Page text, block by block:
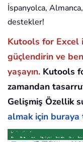
İspanyolca,
destekler!
Kutools for Excel
güçlendirin ve
yaşayın. Kutools
zamandan
Gelişmiş Özellik
almak için buraya